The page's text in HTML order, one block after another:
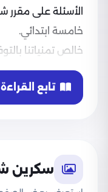
الأسئلة على مقرر
خامسة ابتدائي.
خالص تمنياتنا
تابع القراءة
سكرين